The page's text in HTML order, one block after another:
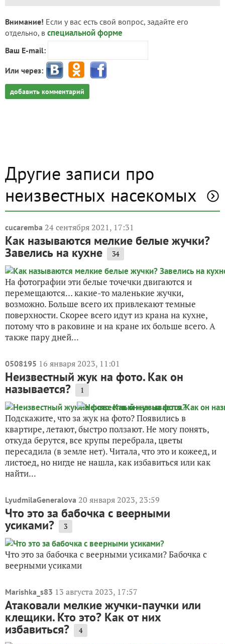
Внимание! Если у вас есть свой вопрос, задайте его
отдельно, в специальной форме
Ваш E-mail:
Или через:
добавить комментарий
Другие записи про
неизвестных насекомых
cucaremba 24 сентября 2021, 17:31
Как называются мелкие белые жучки?
Завелись на кухне 34
На фотографии эти белые точечки двигаются и
перемещаются… какие-то маленькие жучки,
возможно. Больше всего их привлекают темные
поверхности. Скорее всего идут из крана на кухне,
потому что в раковине и на кране их больше всего. А
также пару дней...
0508195 16 января 2023, 11:01
Неизвестный жук на фото. Как он
называется? 1
Подскажите, что за жук на фото? Появились в
квартире, летают, быстро ползают. Не могу понять,
откуда берутся, все крупы перебрала, цветы
пересадила (в земле нет). Читала, что это и кожеед, и
листоед, но нигде не нашла, как избавиться или как
найти...
LyudmilaGeneralova 20 января 2023, 23:59
Что это за бабочка с веерными
усиками? 3
Что это за бабочка с веерными усиками? Бабочка с
веерными усиками
Marishka_s83 13 августа 2023, 17:57
Атаковали мелкие жучки-паучки или
клещики. Кто это? Как от них
избавиться? 4